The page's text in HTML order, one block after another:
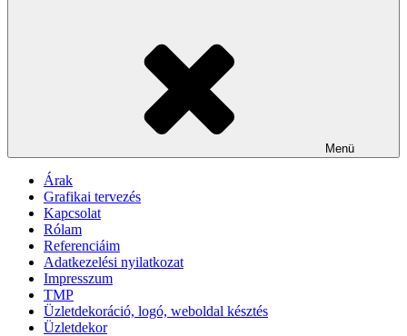
Menü
Árak
Grafikai tervezés
Kapcsolat
Rólam
Referenciáim
Adatkezelési nyilatkozat
Impresszum
TMP
Üzletdekoráció, logó, weboldal késztés
Üzletdekor